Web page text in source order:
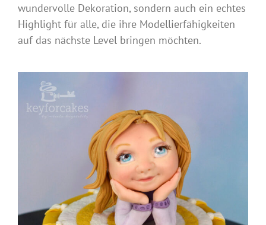
wundervolle Dekoration, sondern auch ein echtes
Highlight für alle, die ihre Modellierfähigkeiten
auf das nächste Level bringen möchten.